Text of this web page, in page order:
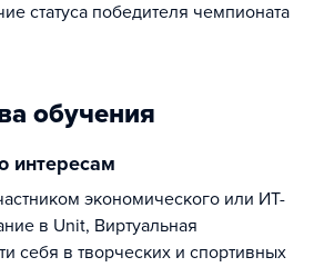
статуса победителя чемпионата
обучения
интересам
в Unit, Виртуальная
себя в творческих и спортивных